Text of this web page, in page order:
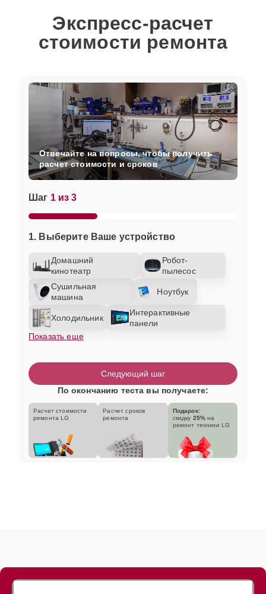
Экспресс-расчет
стоимости ремонта
Шаг 1 из 3
1. Выберите Ваше устройство
Домашний
кинотеатр
Робот-
пылесос
Сушильная
машина
Ноутбук
Холодильник
Интерактивные
панели
Показать еще
Отвечайте на вопросы, чтобы получить
расчет стоимости и сроков
Следующий шаг
По окончанию теста вы получаете:
Расчет стоимости
ремонта LG
Расчет сроков
ремонта
Подарок:
скидку 25% на
ремонт техники LG